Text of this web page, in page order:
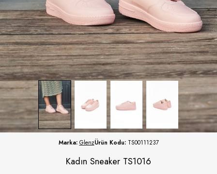
Marka: GlenzÜrün Kodu: TS00111237
Kadın Sneaker TS1016